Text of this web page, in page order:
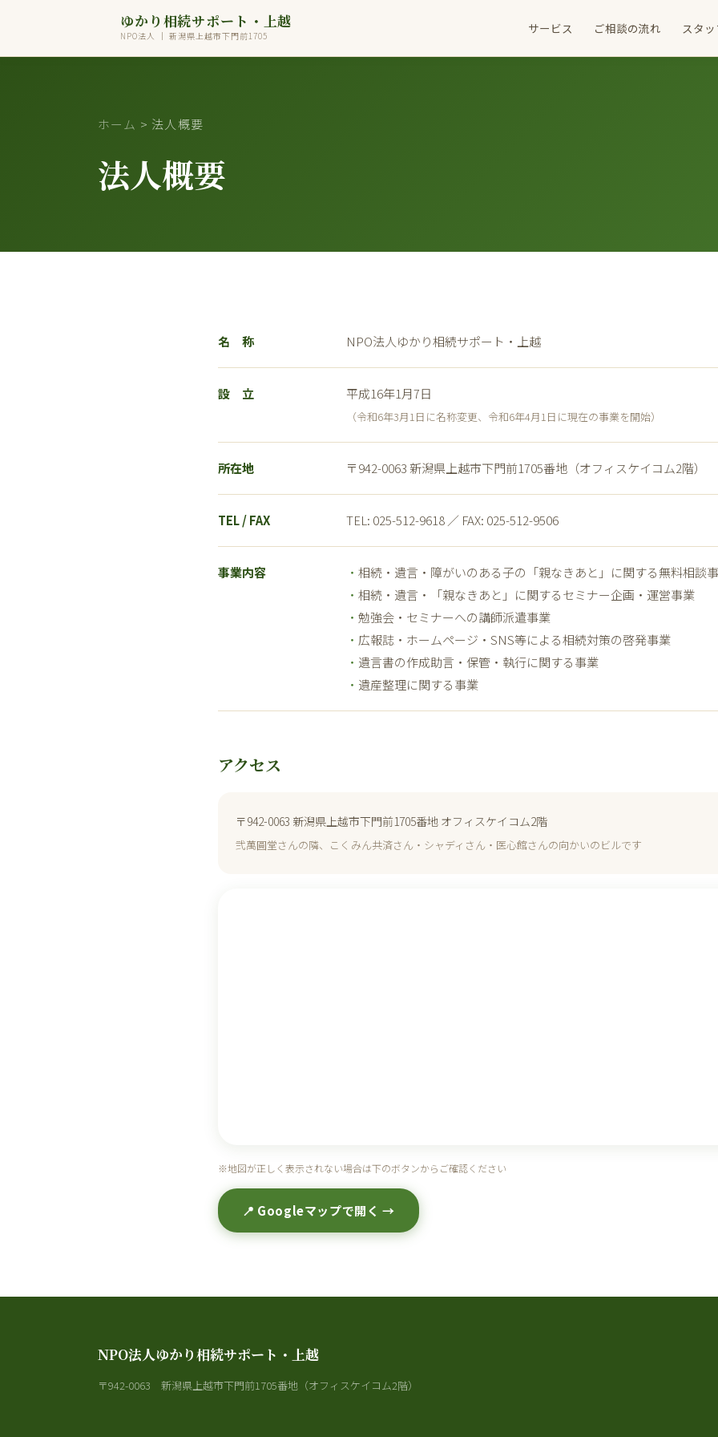
ゆかり相続サポート・上越
NPO法人 ｜ 新潟県上越市下門前1705 サービス ご相談の流れ スタ
ホーム > 法人概要
法人概要
名 称 NPO法人ゆかり相続サポート・上越
設 立 平成16年1月7日
（令和6年3月1日に名称変更、令和6年4月1日に現在の事業を開始）
所在地 〒942-0063 新潟県上越市下門前1705番地（オフィスケイコム2階）
TEL / FAX TEL: 025-512-9618 ／ FAX: 025-512-9506
事業内容 ・ 相続・遺言・障がいのある子の「親なきあと」に関する無料相談
・ 相続・遺言・「親なきあと」に関するセミナー企画・運営事業
・ 勉強会・セミナーへの講師派遣事業
・ 広報誌・ホームページ・SNS等による相続対策の啓発事業
・ 遺言書の作成助言・保管・執行に関する事業
・ 遺産整理に関する事業
アクセス
〒942-0063 新潟県上越市下門前1705番地 オフィスケイコム2階
弐萬圓堂さんの隣、こくみん共済さん・シャディさん・医心館さんの向かいのビルです
※地図が正しく表示されない場合は下のボタンからご確認ください
📍 Googleマップで開く →
NPO法人ゆかり相続サポート・上越
〒942-0063 新潟県上越市下門前1705番地（オフィスケイコム2階）